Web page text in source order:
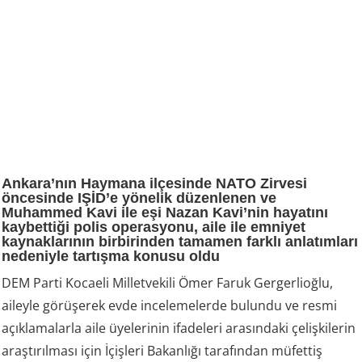
Ankara’nın Haymana ilçesinde NATO Zirvesi
öncesinde IŞİD’e yönelik düzenlenen ve
Muhammed Kavi ile eşi Nazan Kavi’nin hayatını
kaybettiği polis operasyonu, aile ile emniyet
kaynaklarının birbirinden tamamen farklı anlatımları
nedeniyle tartışma konusu oldu
DEM Parti Kocaeli Milletvekili Ömer Faruk Gergerlioğlu,
aileyle görüşerek evde incelemelerde bulundu ve resmi
açıklamalarla aile üyelerinin ifadeleri arasındaki çelişkilerin
araştırılması için İçişleri Bakanlığı tarafından müfettiş